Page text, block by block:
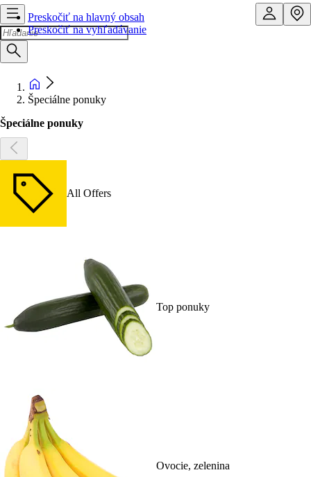
Preskočiť na hlavný obsah
Preskočiť na vyhľadávanie
Špeciálne ponuky
Špeciálne ponuky
All Offers
Top ponuky
Ovocie, zelenina